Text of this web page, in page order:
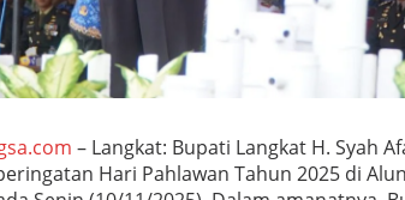
– Langkat: Bupati Langkat H. Syah
Hari Pahlawan Tahun 2025 di